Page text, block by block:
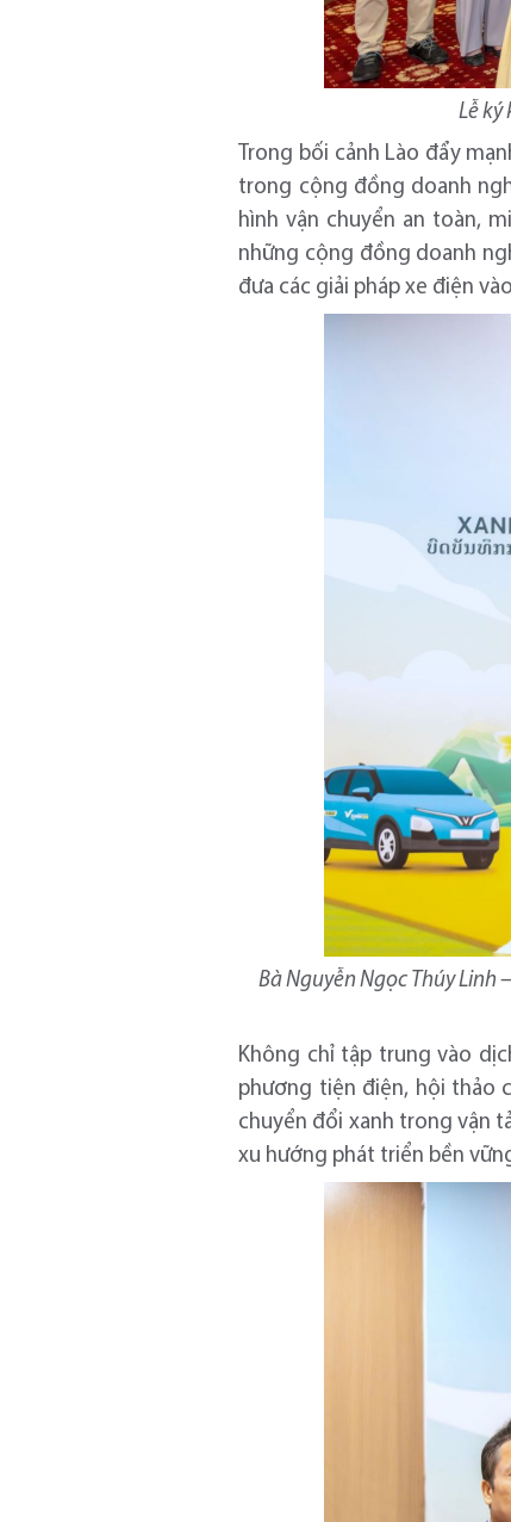
Lễ ký
Trong bối cảnh Lào đẩy
trong cộng đồng doanh
hình vận chuyển an toàn,
những cộng đồng doanh
đưa các giải pháp xe điện
Bà Nguyễn Ngọc Thúy Linh
Không chỉ tập trung vào
phương tiện điện, hội thảo
chuyển đổi xanh trong vận
xu hướng phát triển bền